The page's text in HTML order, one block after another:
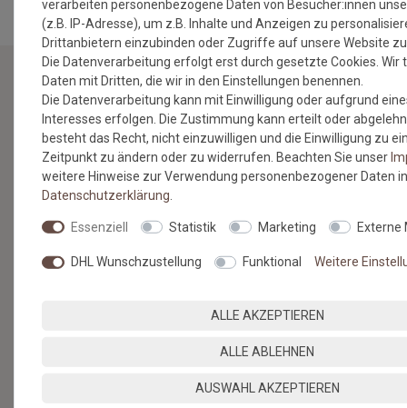
NEWSLETTER
Jetzt anmelden: Profitieren Sie von aktuellen Angeboten
und erfahren Sie von den neuesten Produkten als
erstes.*
VORNAME NACHNAME
E-MAIL **
Newsletter
Hiermit bestätige ich, dass ich dieDaten­schutz­erklärunggelesen
verarbeiten personenbezogene Daten von Besucher:innen
(z.B. IP-Adresse), um z.B. Inhalte und Anzeigen zu
Drittanbietern einzubinden oder Zugriffe auf unsere Website
Die Datenverarbeitung erfolgt erst durch gesetzte Cookies. Wir
Daten mit Dritten, die wir in den Einstellungen benennen.
Die Datenverarbeitung kann mit Einwilligung oder aufgrund
Interesses erfolgen. Die Zustimmung kann erteilt oder
besteht das Recht, nicht einzuwilligen und die Einwilligung zu
Zeitpunkt zu ändern oder zu widerrufen. Beachten Sie unser
weitere Hinweise zur Verwendung personenbezogener Daten
Daten­schutz­erklärung
Essenziell Statistik Marketing Externe
DHL Wunschzustellung Funktional Weitere
ALLE AKZEPTIEREN
ALLE ABLEHNEN
AUSWAHL AKZEPTIEREN